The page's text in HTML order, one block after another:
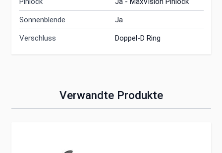
Sonnenblende Ja
Verschluss Doppel-D Ring
Verwandte Produkte